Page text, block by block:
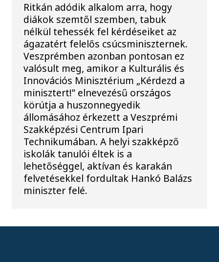
Ritkán adódik alkalom arra, hogy
diákok szemtől szemben, tabuk
nélkül tehessék fel kérdéseiket az
ágazatért felelős csúcsminiszternek.
Veszprémben azonban pontosan ez
valósult meg, amikor a Kulturális és
Innovációs Minisztérium „Kérdezd a
minisztert!” elnevezésű országos
körútja a huszonnegyedik
állomásához érkezett a Veszprémi
Szakképzési Centrum Ipari
Technikumában. A helyi szakképző
iskolák tanulói éltek is a
lehetőséggel, aktívan és karakán
felvetésekkel fordultak Hankó Balázs
miniszter felé.